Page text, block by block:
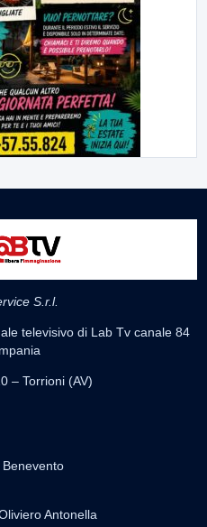
S.r.l.
televisivo di Lab Tv canale 84
– Torrioni (AV)
Antonella